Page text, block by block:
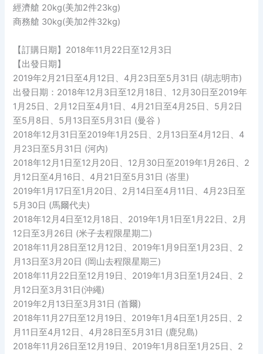
經濟艙 20kg(美加2件23kg)
商務艙 30kg(美加2件32kg)
【訂購日期】2018年11月22日至12月3日
【出發日期】
2019年2月21日至4月12日、4月23日至5月31日 (胡志明市)
出發日期：2018年12月3日至12月18日、12月30日至2019年
1月25日、2月12日至4月1日、4月21日至4月25日、5月2日
至5月8日、5月13日至5月31日 (曼谷 )
2018年12月31日至2019年1月25日、2月13日至4月12日、4
月23日至5月31日 (河內)
2018年12月1日至12月20日、12月30日至2019年1月26日、2
月12日至4月16日、4月21日至5月31日 (峇里)
2019年1月17日至1月20日、2月14日至4月11日、4月23日至
5月30日 (馬爾代夫)
2018年12月4日至12月18日、2019年1月1日至1月22日、2月
12日至3月26日 (米子去程限星期二)
2018年11月28日至12月12日、2019年1月9日至1月23日、2
月13日至3月20日 (岡山去程限星期三)
2018年11月22日至12月19日、2019年1月3日至1月24日、2
月12日至3月31日(沖繩)
2019年2月13日至3月31日 (首爾)
2018年11月27日至12月19日、2019年1月4日至1月25日、2
月11日至4月12日、4月28日至5月31日 (鹿兒島)
2018年11月26日至12月19日、2019年1月8日至1月25日、2